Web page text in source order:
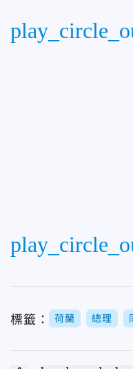
標籤： 荷蘭 總理